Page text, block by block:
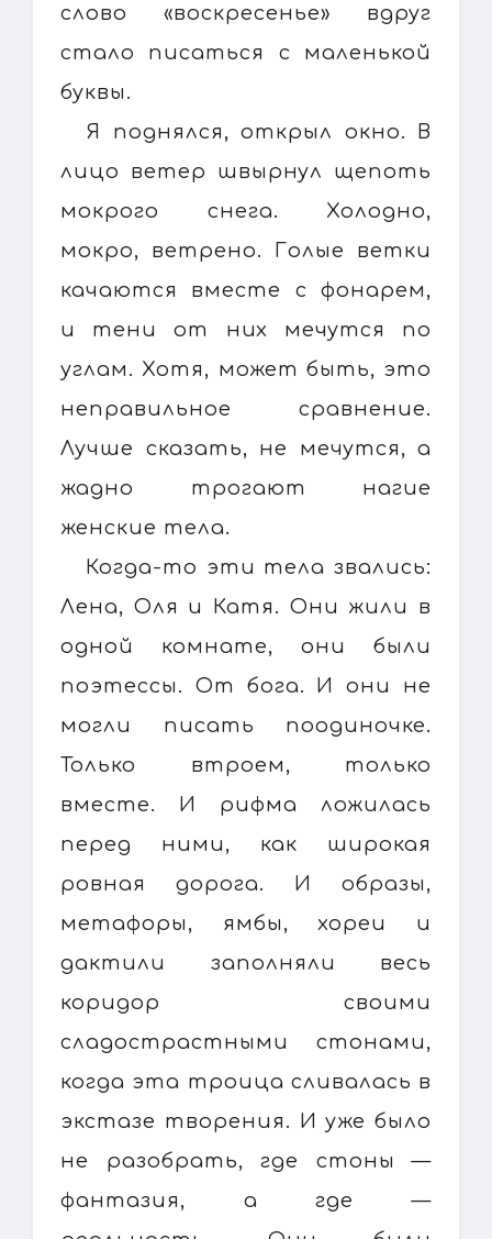
слово «воскресенье» вдруг
стало писаться с маленькой
буквы.
Я поднялся, открыл окно. В
лицо ветер швырнул щепоть
мокрого снега. Холодно,
мокро, ветрено. Голые ветки
качаются вместе с фонарем,
и тени от них мечутся по
углам. Хотя, может быть, это
неправильное сравнение.
Лучше сказать, не мечутся, а
жадно трогают нагие
женские тела.
Когда-то эти тела звались:
Лена, Оля и Катя. Они жили в
одной комнате, они были
поэтессы. От бога. И они не
могли писать поодиночке.
Только втроем, только
вместе. И рифма ложилась
перед ними, как широкая
ровная дорога. И образы,
метафоры, ямбы, хореи и
дактили заполняли весь
коридор своими
сладострастными стонами,
когда эта троица сливалась в
экстазе творения. И уже было
не разобрать, где стоны —
фантазия, а где —